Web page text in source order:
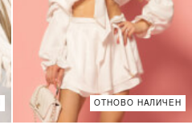
ОТНОВО НАЛИЧЕН